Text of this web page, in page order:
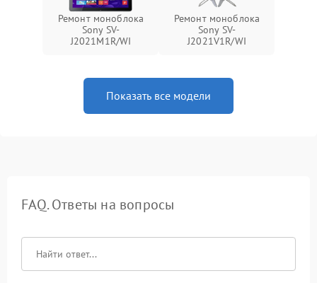
Ремонт моноблока
Sony SV-
J2021M1R/WI
Ремонт моноблока
Sony SV-
J2021V1R/WI
Показать все модели
FAQ. Ответы на вопросы